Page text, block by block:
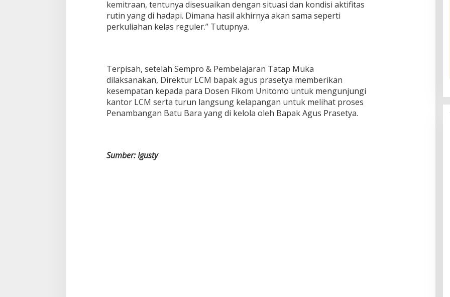
kemitraan, tentunya disesuaikan dengan situasi dan kondisi aktifitas
rutin yang di hadapi. Dimana hasil akhirnya akan sama seperti
perkuliahan kelas reguler.” Tutupnya.
Terpisah, setelah Sempro & Pembelajaran Tatap Muka
dilaksanakan, Direktur LCM bapak agus prasetya memberikan
kesempatan kepada para Dosen Fikom Unitomo untuk mengunjungi
kantor LCM serta turun langsung kelapangan untuk melihat proses
Penambangan Batu Bara yang di kelola oleh Bapak Agus Prasetya.
Sumber: Igusty